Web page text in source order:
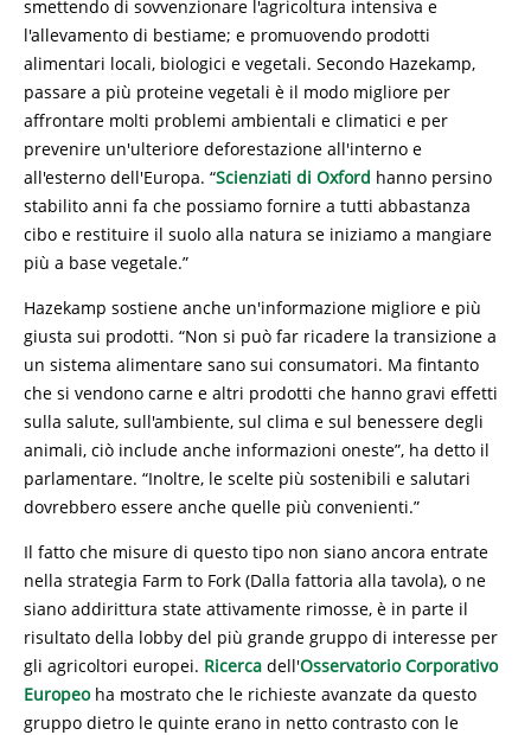
smettendo di sovvenzionare l'agricoltura intensiva e
l'allevamento di bestiame; e promuovendo prodotti
alimentari locali, biologici e vegetali. Secondo Hazekamp, ​​
passare a più proteine ​​vegetali è il modo migliore per
affrontare molti problemi ambientali e climatici e per
prevenire un'ulteriore deforestazione all'interno e
all'esterno dell'Europa. “Scienziati di Oxford hanno persino
stabilito anni fa che possiamo fornire a tutti abbastanza
cibo e restituire il suolo alla natura se iniziamo a mangiare
più a base vegetale.”
Hazekamp sostiene anche un'informazione migliore e più
giusta sui prodotti. “Non si può far ricadere la transizione a
un sistema alimentare sano sui consumatori. Ma fintanto
che si vendono carne e altri prodotti che hanno gravi effetti
sulla salute, sull'ambiente, sul clima e sul benessere degli
animali, ciò include anche informazioni oneste”, ha detto il
parlamentare. “Inoltre, le scelte più sostenibili e salutari
dovrebbero essere anche quelle più convenienti.”
Il fatto che misure di questo tipo non siano ancora entrate
nella strategia Farm to Fork (Dalla fattoria alla tavola), o ne
siano addirittura state attivamente rimosse, è in parte il
risultato della lobby del più grande gruppo di interesse per
gli agricoltori europei. Ricerca dell'Osservatorio Corporativo
Europeoha mostrato che le richieste avanzate da questo
gruppo dietro le quinte erano in netto contrasto con le